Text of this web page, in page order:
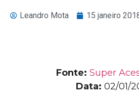
Leandro Mota 15 janeiro
Fonte: Super
Data: 02/01/